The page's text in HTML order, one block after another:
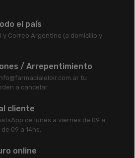
el país
y Correo Argentino (a domicilio y
/ Arrepentimiento
tu
a cancelar.
cliente
de lunes a viernes de 09 a
09 a 14hs.
online